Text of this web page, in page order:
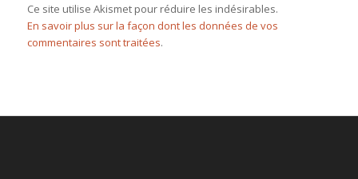
Ce site utilise Akismet pour réduire les indésirables.
En savoir plus sur la façon dont les données de vos
commentaires sont traitées.